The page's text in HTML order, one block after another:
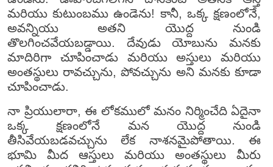
మరియు కుటుంబము ఉండెను! కానీ, ఒక్క క్షణంలోనే,
అవన్నియు అతని యొద్ద నుండి
తొలగించవేయబడ్డాయి. దేవుడు యోబును మనకు
మాదిరిగా చూపించాడు మరియు అస్తులు మరియు
అంతస్థులు రావచ్చును, పోవచ్చును అని మనకు కూడా
చూపించాడు.
నా ప్రియులారా, ఈ లోకములో మనం నిర్మించేది ఏదైనా
ఒక్క క్షణంలోనే మన యొద్ద నుండి
తీసివేయబడవచ్చును లేక నాశనమైపోతాయి. ఈ
భూమి మీద ఆస్తులు మరియు అంతస్థులు మీరు